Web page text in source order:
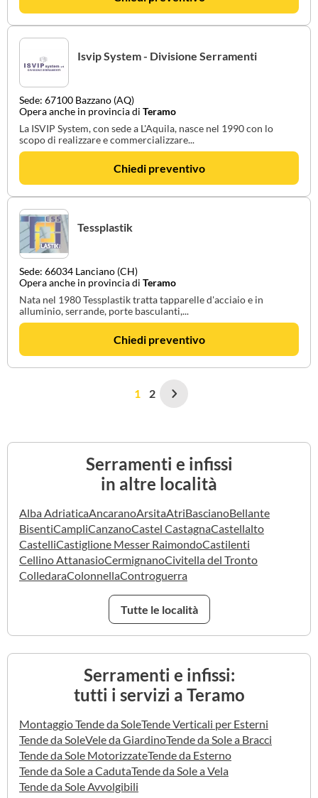
Isvip System - Divisione Serramenti
Sede: 67100 Bazzano (AQ)
Opera anche in provincia di Teramo
La ISVIP System, con sede a L'Aquila, nasce nel 1990 con lo
scopo di realizzare e commercializzare...
Chiedi preventivo
Tessplastik
Sede: 66034 Lanciano (CH)
Opera anche in provincia di Teramo
Nata nel 1980 Tessplastik tratta tapparelle d'acciaio e in
alluminio, serrande, porte basculanti,...
Chiedi preventivo
1 2
Serramenti e infissi
in altre località
Alba AdriaticaAncaranoArsitaAtriBascianoBellante
BisentiCampliCanzanoCastel CastagnaCastellalto
CastelliCastiglione Messer RaimondoCastilenti
Cellino AttanasioCermignanoCivitella del Tronto
ColledaraColonnellaControguerra
Tutte le località
Serramenti e infissi:
tutti i servizi a Teramo
Montaggio Tende da SoleTende Verticali per Esterni
Tende da SoleVele da GiardinoTende da Sole a Bracci
Tende da Sole MotorizzateTende da Esterno
Tende da Sole a CadutaTende da Sole a Vela
Tende da Sole Avvolgibili